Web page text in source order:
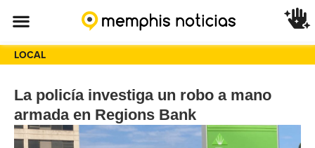
LOCAL
La policía investiga un robo a mano
armada en Regions Bank